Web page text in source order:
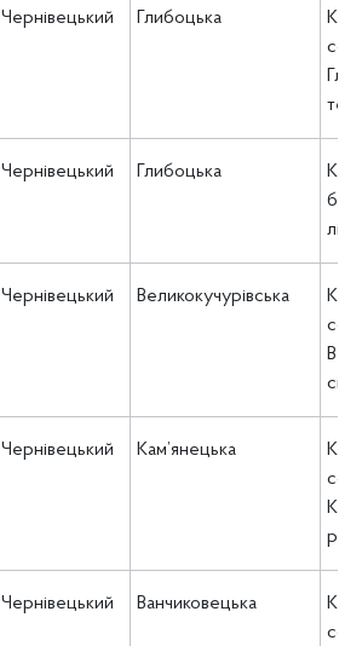
Чернівецький Глибоцька
Чернівецький Глибоцька
Чернівецький Великокучурівська
Чернівецький Кам’янецька
КУ
Чернівецький Ванчиковецька
КУ